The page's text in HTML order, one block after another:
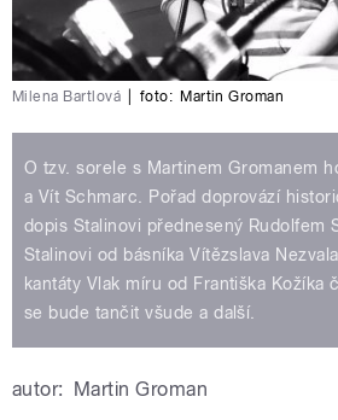
Milena Bartlová foto: Martin Groman
O tzv. sorele s Martinem Gromanem
a Vít Schmarc. Pořad doprovází
dopis Stalinovi přednesený Rudolfem
Stalinovi od básníka Vítězslava
kantáty Vlak míru od Františka Kožíka
se bude tančit všude a další.
autor: Martin Groman